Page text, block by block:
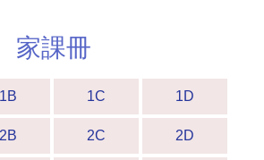
家課冊
1B 1C 1D
2B 2C 2D